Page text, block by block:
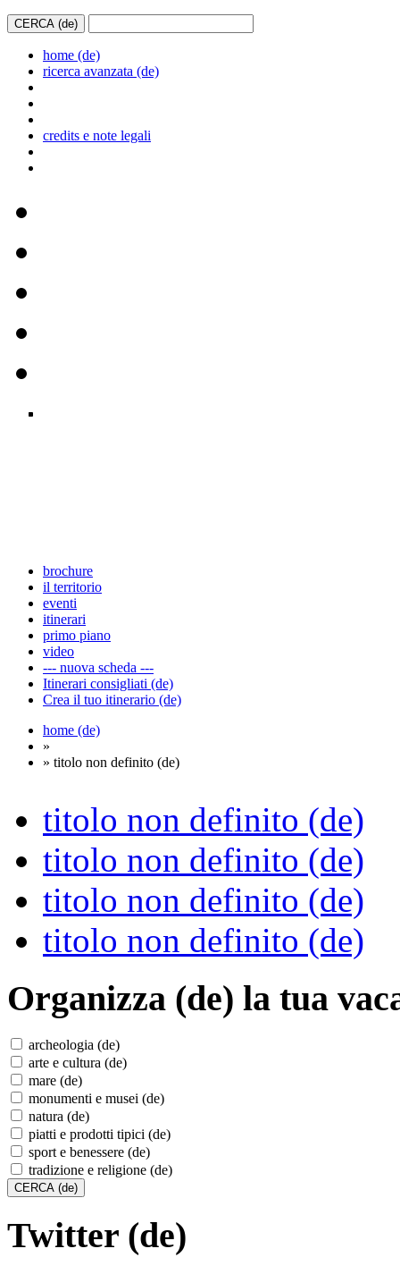
home (de)
ricerca avanzata (de)
credits e note legali
brochure
il territorio
eventi
itinerari
primo piano
video
--- nuova scheda ---
Itinerari consigliati (de)
Crea il tuo itinerario (de)
home (de)
»
» titolo non definito (de)
titolo non definito (de)
titolo non definito (de)
titolo non definito (de)
titolo non definito (de)
Organizza (de) la tua
archeologia (de)
arte e cultura (de)
mare (de)
monumenti e musei (de)
natura (de)
piatti e prodotti tipici (de)
sport e benessere (de)
tradizione e religione (de)
Twitter (de)